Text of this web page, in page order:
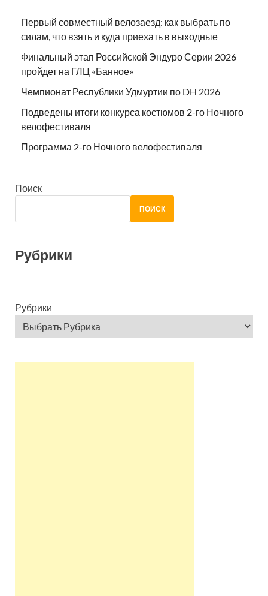
Первый совместный велозаезд: как выбрать по
силам, что взять и куда приехать в выходные
Финальный этап Российской Эндуро Серии 2026
пройдет на ГЛЦ «Банное»
Чемпионат Республики Удмуртии по DH 2026
Подведены итоги конкурса костюмов 2-го Ночного
велофестиваля
Программа 2-го Ночного велофестиваля
Поиск
ПОИСК
Рубрики
Рубрики